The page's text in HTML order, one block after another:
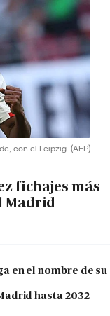
con el Leipzig. (AFP)
fichajes más
Madrid
en el nombre de su
hasta 2032